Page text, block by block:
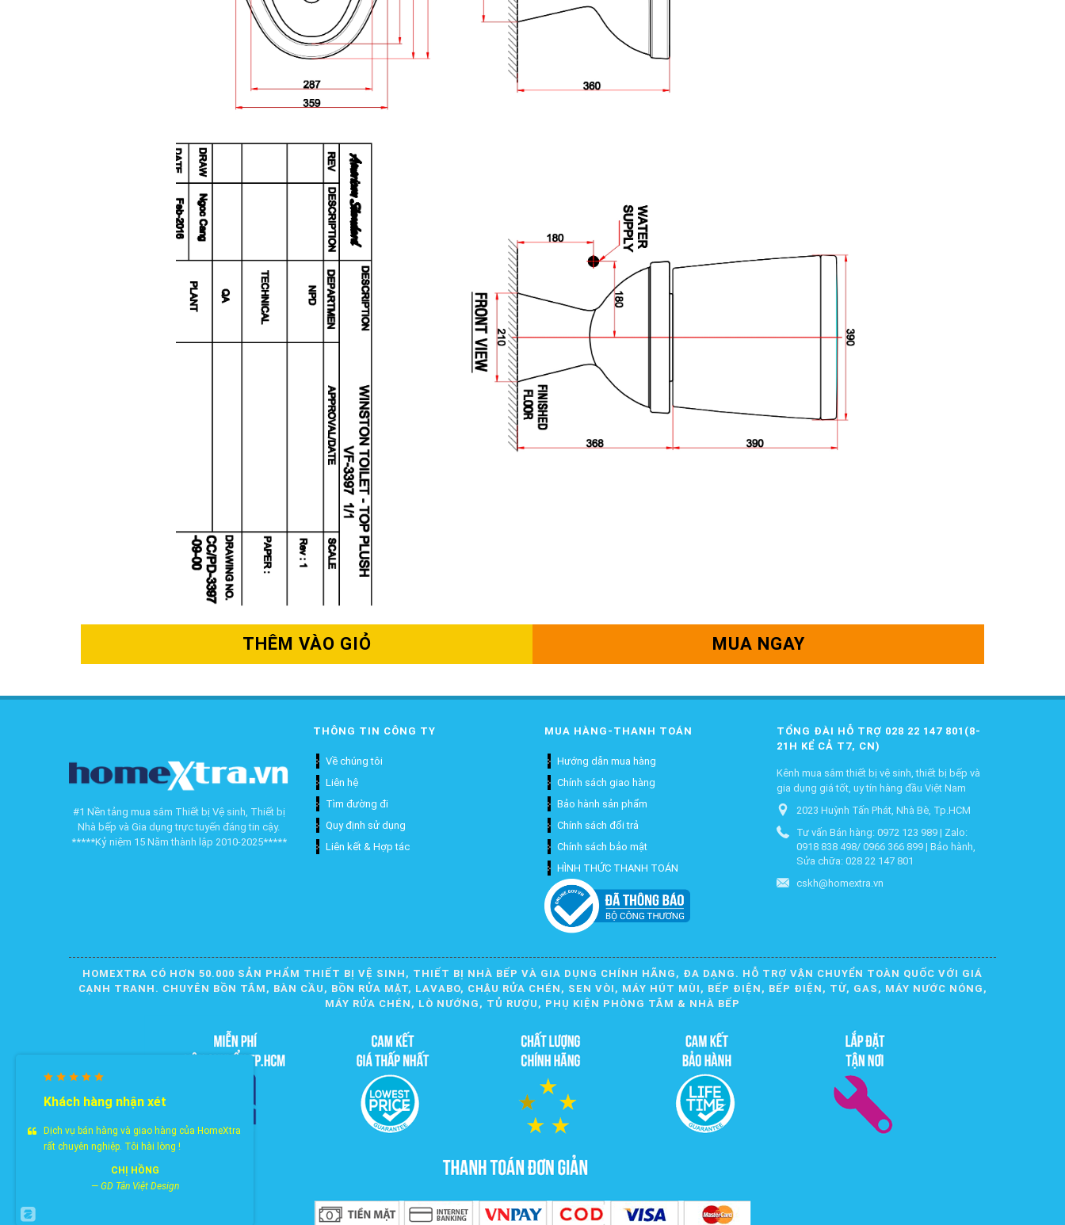
THÊM VÀO GIỎ MUA NGAY
#1 Nền tảng mua sắm Thiết bị Vệ sinh, Thiết bị
Nhà bếp và Gia dụng trực tuyến đáng tin cậy.
*****Kỷ niệm 15 Năm thành lập 2010-2025*****
THÔNG TIN CÔNG TY
Về chúng tôi
Liên hệ
Tìm đường đi
Quy định sử dụng
Liên kết & Hợp tác
MUA HÀNG-THANH TOÁN
Hướng dẫn mua hàng
Chính sách giao hàng
Bảo hành sản phẩm
Chính sách đổi trả
Chính sách bảo mật
HÌNH THỨC THANH TOÁN
TỔNG ĐÀI HỖ TRỢ 028 22 147 801(8-
21H KỂ CẢ T7, CN)
Kênh mua sắm thiết bị vệ sinh, thiết bị bếp và
gia dụng giá tốt, uy tín hàng đầu Việt Nam
2023 Huỳnh Tấn Phát, Nhà Bè, Tp.HCM
Tư vấn Bán hàng: 0972 123 989 | Zalo:
0918 838 498/ 0966 366 899 | Bảo hành,
Sửa chữa: 028 22 147 801
cskh@homextra.vn
HOMEXTRA CÓ HƠN 50.000 SẢN PHẨM THIẾT BỊ VỆ SINH, THIẾT BỊ NHÀ BẾP VÀ GIA DỤNG CHÍNH HÃNG, ĐA DẠNG. HỖ TRỢ VẬN CHUYỂN TOÀN QUỐC VỚI GIÁ
CẠNH TRANH. CHUYÊN BỒN TẮM, BÀN CẦU, BỒN RỬA MẶT, LAVABO, CHẬU RỬA CHÉN, SEN VÒI, MÁY HÚT MÙI, BẾP ĐIỆN, BẾP ĐIỆN, TỪ, GAS, MÁY NƯỚC NÓNG,
MÁY RỬA CHÉN, LÒ NƯỚNG, TỦ RƯỢU, PHỤ KIỆN PHÒNG TẮM & NHÀ BẾP
Khách hàng nhận xét
Dịch vụ bán hàng và giao hàng của HomeXtra
rất chuyên nghiệp. Tôi hài lòng !
CHỊ HỒNG
— GD Tân Việt Design